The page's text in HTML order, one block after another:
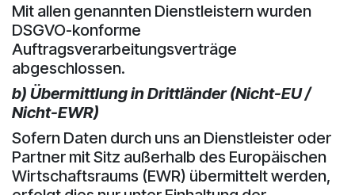
Mit allen genannten Dienstleistern wurden
DSGVO-konforme
Auftragsverarbeitungsverträge
abgeschlossen.
b) Übermittlung in Drittländer (Nicht-EU /
Nicht-EWR)
Sofern Daten durch uns an Dienstleister oder
Partner mit Sitz außerhalb des Europäischen
Wirtschaftsraums (EWR) übermittelt werden,